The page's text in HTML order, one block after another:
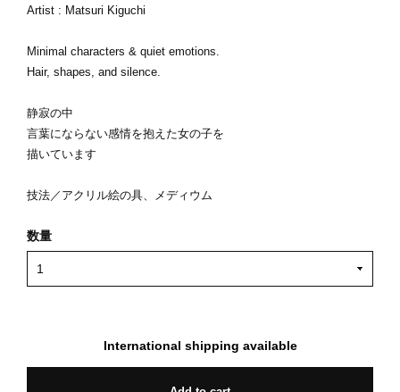
Artist : Matsuri Kiguchi
Minimal characters & quiet emotions.
Hair, shapes, and silence.
静寂の中
言葉にならない感情を抱えた女の子を
描いています
技法／アクリル絵の具、メディウム
数量
International shipping available